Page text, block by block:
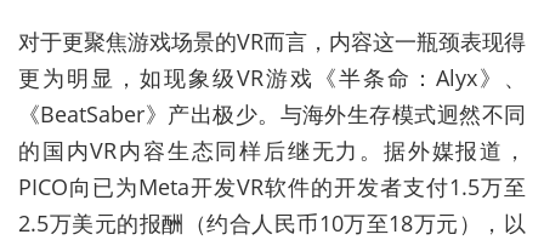
对于更聚焦游戏场景的VR而言，内容这一瓶颈表现得
更为明显，如现象级VR游戏《半条命：Alyx》、
《BeatSaber》产出极少。与海外生存模式迥然不同
的国内VR内容生态同样后继无力。据外媒报道，
PICO向已为Meta开发VR软件的开发者支付1.5万至
2.5万美元的报酬（约合人民币10万至18万元），以